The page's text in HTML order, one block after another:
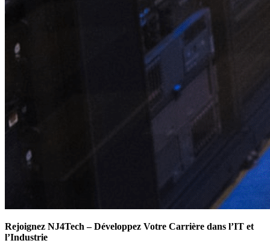
Rejoignez NJ4Tech – Développez Votre Carrière dans l’IT et
l’Industrie